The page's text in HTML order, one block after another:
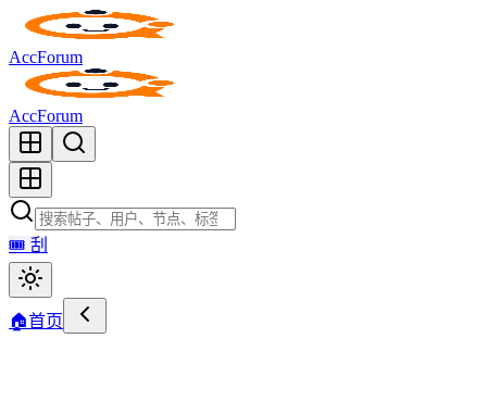
AccForum
AccForum
🎟️ 刮
🏠首页